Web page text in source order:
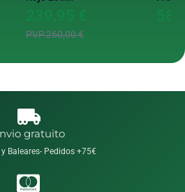
PVP.260,00 €
gratuito
Baleares- Pedidos +75€